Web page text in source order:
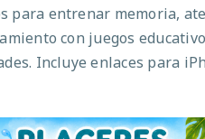
para entrenar memoria,
con juegos
Incluye enlaces para